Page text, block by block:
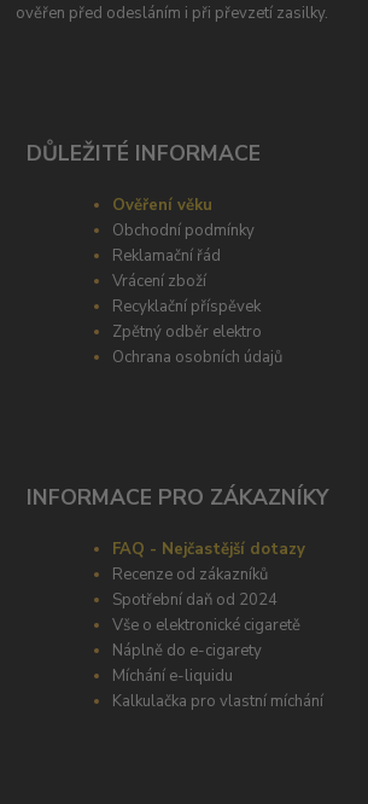
ověřen před odesláním i při převzetí zasilky.
DŮLEŽITÉ INFORMACE
Ověření věku
Obchodní podmínky
Reklamační řád
Vrácení zboží
Recyklační příspěvek
Zpětný odběr elektro
Ochrana osobních údajů
INFORMACE PRO ZÁKAZNÍKY
FAQ - Nejčastější dotazy
Recenze od zákazníků
Spotřební daň od 2024
Vše o elektronické cigaretě
Náplně do e-cigarety
Míchání e-liquidu
Kalkulačka pro vlastní míchání